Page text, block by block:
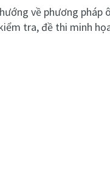
về phương pháp
tra, đề thi minh